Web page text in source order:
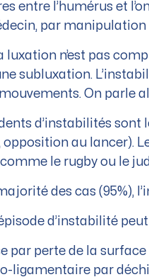
entre l’humérus et
par
luxation n’est pas
subluxation.
On parle
d’instabilités sont
opposition au lancer).
le rugby ou le
des cas (95%),
d’instabilité
par perte de la
ligamentaire par